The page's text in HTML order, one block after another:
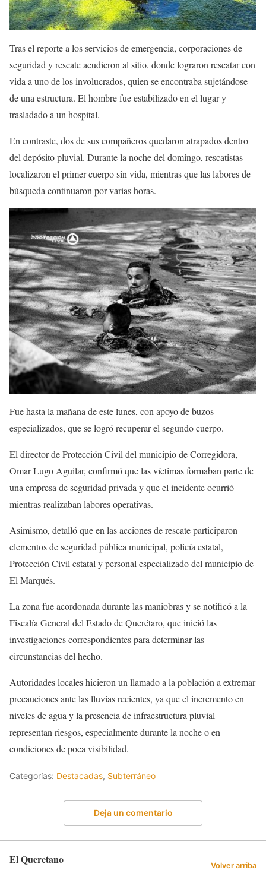
Tras el reporte a los servicios de emergencia, corporaciones de
seguridad y rescate acudieron al sitio, donde lograron rescatar con
vida a uno de los involucrados, quien se encontraba sujetándose
de una estructura. El hombre fue estabilizado en el lugar y
trasladado a un hospital.
En contraste, dos de sus compañeros quedaron atrapados dentro
del depósito pluvial. Durante la noche del domingo, rescatistas
localizaron el primer cuerpo sin vida, mientras que las labores de
búsqueda continuaron por varias horas.
Fue hasta la mañana de este lunes, con apoyo de buzos
especializados, que se logró recuperar el segundo cuerpo.
El director de Protección Civil del municipio de Corregidora,
Omar Lugo Aguilar, confirmó que las víctimas formaban parte de
una empresa de seguridad privada y que el incidente ocurrió
mientras realizaban labores operativas.
Asimismo, detalló que en las acciones de rescate participaron
elementos de seguridad pública municipal, policía estatal,
Protección Civil estatal y personal especializado del municipio de
El Marqués.
La zona fue acordonada durante las maniobras y se notificó a la
Fiscalía General del Estado de Querétaro, que inició las
investigaciones correspondientes para determinar las
circunstancias del hecho.
Autoridades locales hicieron un llamado a la población a extremar
precauciones ante las lluvias recientes, ya que el incremento en
niveles de agua y la presencia de infraestructura pluvial
representan riesgos, especialmente durante la noche o en
condiciones de poca visibilidad.
Categorías: Destacadas, Subterráneo
Deja un comentario
El Queretano Volver arriba